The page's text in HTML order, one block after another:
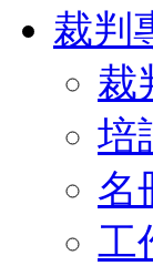
裁判
裁
培
名
工